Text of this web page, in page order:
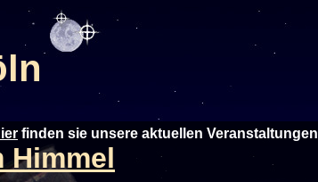
finden sie unsere aktuellen Veranstaltungen
Himmel